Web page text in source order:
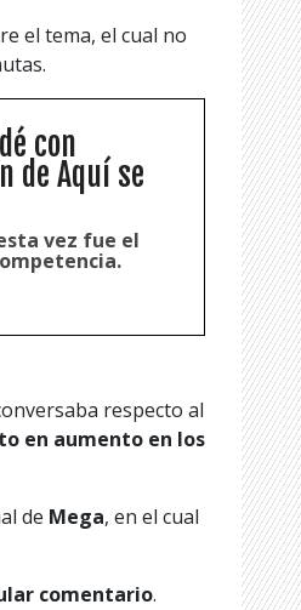
el tema, el cual no
con
de Aquí se
vez fue el
respecto al
en aumento en los
de Mega, en el cual
comentario.